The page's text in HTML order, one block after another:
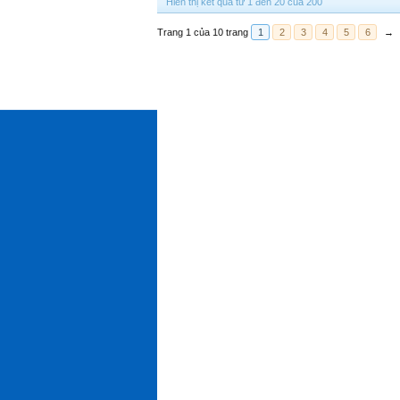
Trang 1 của 10 trang 1 2 3 4 5 6 →